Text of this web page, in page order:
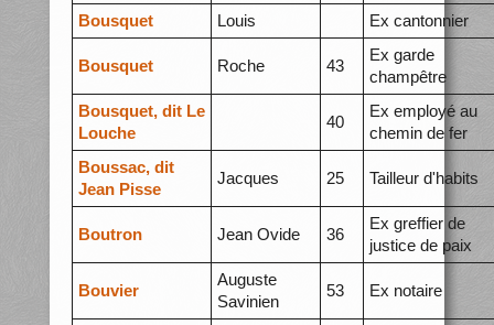
Bousquet
Louis Ex cantonnier
Bousquet Roche 43
Ex garde
champêtre
Bousquet, dit Le
Louche
40
Ex employé au
chemin de fer
Boussac, dit
Jean Pisse
Jacques 25 Tailleur d'habits
Boutron Jean Ovide 36
Ex greffier de
justice de paix
Bouvier
Auguste
Savinien
53 Ex notaire